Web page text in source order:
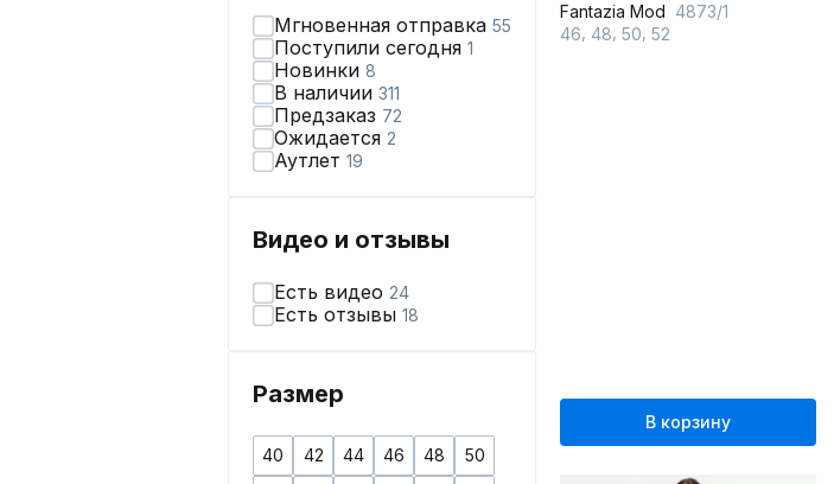
Мгновенная отправка 55
Поступили сегодня 1
Новинки 8
В наличии 311
Предзаказ 72
Ожидается 2
Аутлет 19
Видео и отзывы
Есть видео 24
Есть отзывы 18
Размер
40 42 44 46 48
50
Fantazia Mod 4873/1
46 48 50 52
В корзину